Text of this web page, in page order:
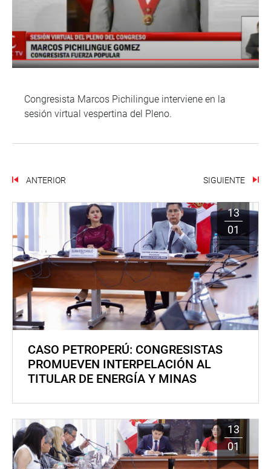
Congresista Marcos Pichilingue interviene en la
sesión virtual vespertina del Pleno.
ANTERIOR SIGUIENTE
13
01
CASO PETROPERÚ: CONGRESISTAS
PROMUEVEN INTERPELACIÓN AL
TITULAR DE ENERGÍA Y MINAS
13
01